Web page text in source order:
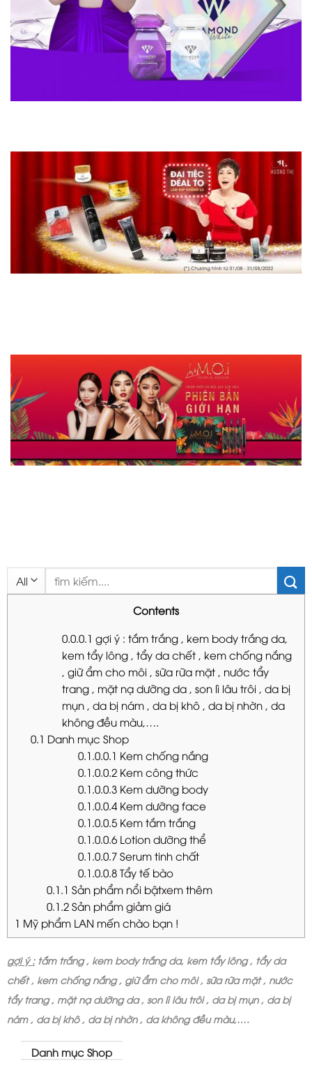
Tìm
kiếm:
Contents
0.0.0.1 gợi ý : tắm trắng , kem body trắng da,
kem tẩy lông , tẩy da chết , kem chống nắng
, giữ ẩm cho môi , sữa rữa mặt , nước tẩy
trang , mặt nạ dưỡng da , son lì lâu trôi , da bị
mụn , da bị nám , da bị khô , da bị nhờn , da
không đều màu,….
0.1 Danh mục Shop
0.1.0.0.1 Kem chống nắng
0.1.0.0.2 Kem công thức
0.1.0.0.3 Kem dưỡng body
0.1.0.0.4 Kem dưỡng face
0.1.0.0.5 Kem tắm trắng
0.1.0.0.6 Lotion dưỡng thể
0.1.0.0.7 Serum tinh chất
0.1.0.0.8 Tẩy tế bào
0.1.1 Sản phẩm nổi bậtxem thêm
0.1.2Sản phẩm giảm giá
1 Mỹ phẩm LAN mến chào bạn !
gợi ý :tắm trắng , kem body trắng da, kem tẩy lông , tẩy da
chết , kem chống nắng , giữ ẩm cho môi , sữa rữa mặt , nước
tẩy trang , mặt nạ dưỡng da , son lì lâu trôi , da bị mụn , da bị
nám , da bị khô , da bị nhờn , da không đều màu,….
Danh mục Shop